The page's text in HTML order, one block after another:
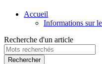
Accueil
Informations sur
Recherche d'un article